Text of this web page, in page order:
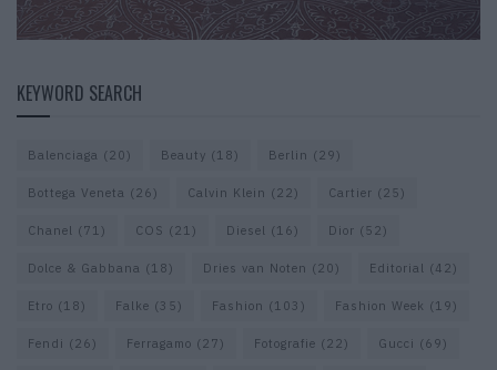
KEYWORD SEARCH
Balenciaga (20) Beauty (18) Berlin (29)
Bottega Veneta (26) Calvin Klein (22) Cartier (25)
Chanel (71) COS (21) Diesel (16) Dior (52)
Dolce & Gabbana (18) Dries van Noten (20) Editorial (42)
Etro (18) Falke (35) Fashion (103) Fashion Week (19)
Fendi (26) Ferragamo (27) Fotografie (22) Gucci (69)